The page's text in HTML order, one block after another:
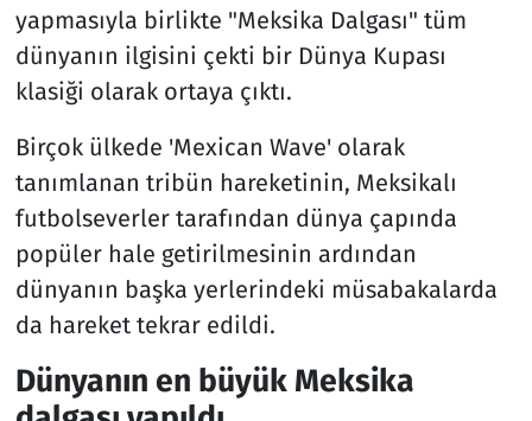
yapmasıyla birlikte "Meksika Dalgası" tüm
dünyanın ilgisini çekti bir Dünya Kupası
klasiği olarak ortaya çıktı.
Birçok ülkede 'Mexican Wave' olarak
tanımlanan tribün hareketinin, Meksikalı
futbolseverler tarafından dünya çapında
popüler hale getirilmesinin ardından
dünyanın başka yerlerindeki müsabakalarda
da hareket tekrar edildi.
Dünyanın en büyük Meksika